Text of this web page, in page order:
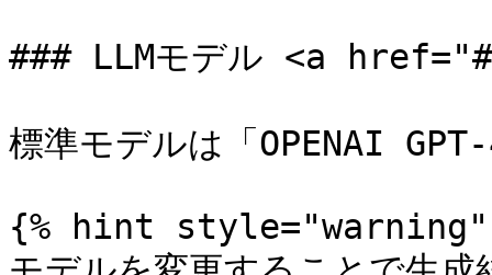
### LLMモデル <a
標準モデルは「OPENAI
{% hint style="warning"